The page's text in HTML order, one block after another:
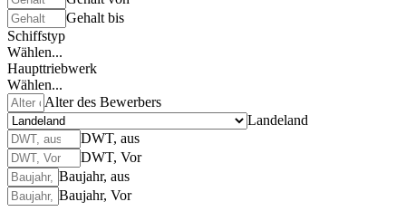
Gehalt bis
Schiffstyp
Wählen...
Haupttriebwerk
Wählen...
Alter des Bewerbers
Landeland
DWT, aus
DWT, Vor
Baujahr, aus
Baujahr, Vor